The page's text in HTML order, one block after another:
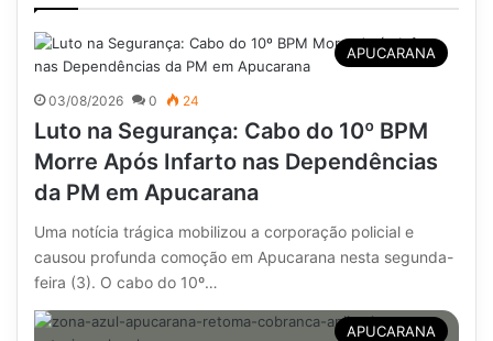
APUCARANA
03/08/2026 0 24
Luto na Segurança: Cabo do 10º BPM
Morre Após Infarto nas Dependências
da PM em Apucarana
Uma notícia trágica mobilizou a corporação policial e
causou profunda comoção em Apucarana nesta segunda-
feira (3). O cabo do 10º…
APUCARANA